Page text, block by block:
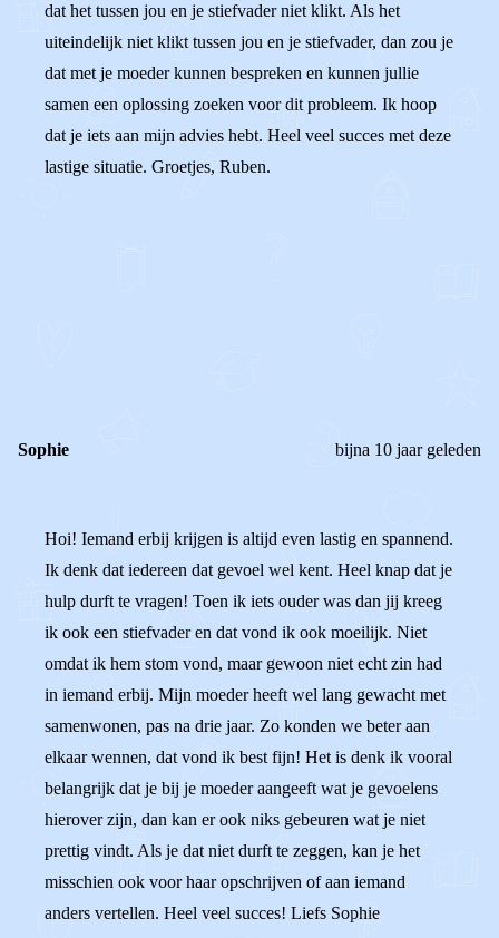
dat het tussen jou en je stiefvader niet klikt. Als het
uiteindelijk niet klikt tussen jou en je stiefvader, dan zou je
dat met je moeder kunnen bespreken en kunnen jullie
samen een oplossing zoeken voor dit probleem. Ik hoop
dat je iets aan mijn advies hebt. Heel veel succes met deze
lastige situatie. Groetjes, Ruben.
Sophie bijna 10 jaar geleden
Hoi! Iemand erbij krijgen is altijd even lastig en spannend.
Ik denk dat iedereen dat gevoel wel kent. Heel knap dat je
hulp durft te vragen! Toen ik iets ouder was dan jij kreeg
ik ook een stiefvader en dat vond ik ook moeilijk. Niet
omdat ik hem stom vond, maar gewoon niet echt zin had
in iemand erbij. Mijn moeder heeft wel lang gewacht met
samenwonen, pas na drie jaar. Zo konden we beter aan
elkaar wennen, dat vond ik best fijn! Het is denk ik vooral
belangrijk dat je bij je moeder aangeeft wat je gevoelens
hierover zijn, dan kan er ook niks gebeuren wat je niet
prettig vindt. Als je dat niet durft te zeggen, kan je het
misschien ook voor haar opschrijven of aan iemand
anders vertellen. Heel veel succes! Liefs Sophie